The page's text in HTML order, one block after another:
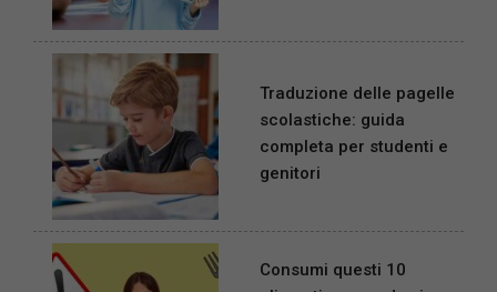
Traduzione delle pagelle
scolastiche: guida
completa per studenti e
genitori
Consumi questi 10